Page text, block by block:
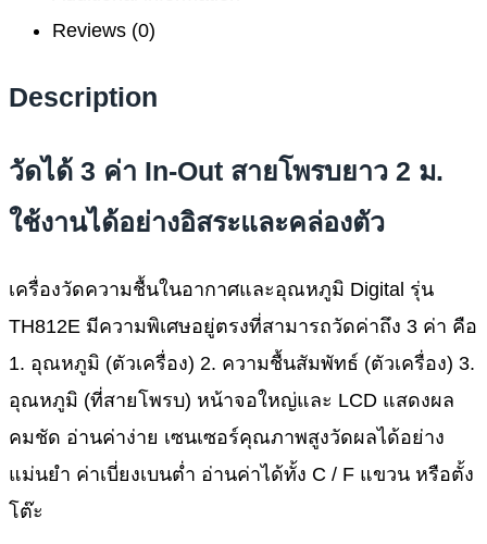
Reviews (0)
Description
วัดได้ 3 ค่า In-Out สายโพรบยาว 2 ม.
ใช้งานได้อย่างอิสระและคล่องตัว
เครื่องวัดความชื้นในอากาศและอุณหภูมิ Digital รุ่น
TH812E มีความพิเศษอยู่ตรงที่สามารถวัดค่าถึง 3 ค่า คือ
1. อุณหภูมิ (ตัวเครื่อง) 2. ความชื้นสัมพัทธ์ (ตัวเครื่อง) 3.
อุณหภูมิ (ที่สายโพรบ) หน้าจอใหญ่และ LCD แสดงผล
คมชัด อ่านค่าง่าย เซนเซอร์คุณภาพสูงวัดผลได้อย่าง
แม่นยำ ค่าเบี่ยงเบนต่ำ อ่านค่าได้ทั้ง C / F แขวน หรือตั้ง
โต๊ะ